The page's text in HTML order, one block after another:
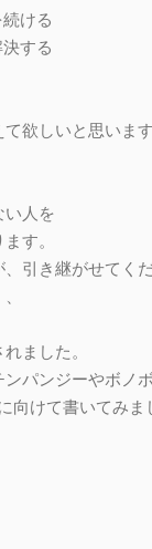
ける
する
欲しいと思います
い人を
す。
引き継がせてくだ
ました。
パンジーやボノ
向けて書いてみま